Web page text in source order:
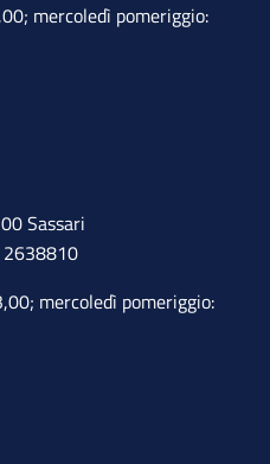
mercoledì pomeriggio:
Sassari
2638810
mercoledì pomeriggio: